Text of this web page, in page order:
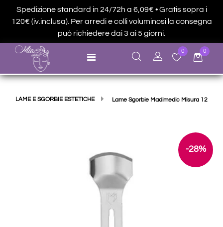
Spedizione standard in 24/72h a 6,09€ • Gratis sopra i
120€ (iv.inclusa). Per arredi e colli voluminosi la consegna
può richiedere dai 3 ai 5 giorni.
Open menu
0 0
LAME E SGORBIE ESTETICHE Lame Sgorbie Madimedic Misura 12
-28%